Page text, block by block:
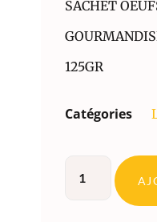
SACHET
125GR
Catégories